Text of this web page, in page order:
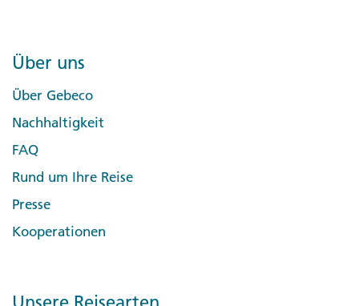
Über uns
Über Gebeco
Nachhaltigkeit
FAQ
Rund um Ihre Reise
Presse
Kooperationen